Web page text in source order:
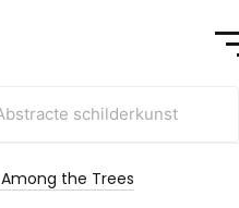
Among the Trees